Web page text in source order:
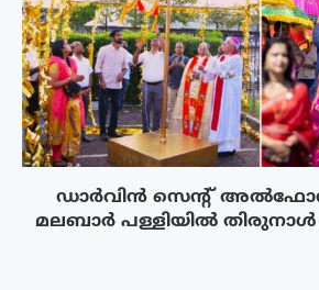
ഡാർവിൻ സെന്റ്
മലബാർ പള്ളിയിൽ